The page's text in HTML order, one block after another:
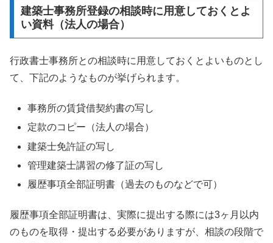
建築士事務所登録の相談時に用意しておくとよ
い資料（法人の場合）
行政書士事務所との相談時に用意しておくとよいものとし
て、下記のようなものが挙げられます。
事務所の賃貸借契約書の写し
定款のコピー（法人の場合）
建築士免許証の写し
管理建築士講習の修了証の写し
履歴事項全部証明書（過去のものなどで可）
履歴事項全部証明書は、実際に提出する際には3ヶ月以内
のものを取得・提出する必要がありますが、相談の段階で